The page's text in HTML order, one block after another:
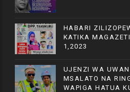
HABARI
KATIKA
1,2023
UJENZI WA
MSALATO NA
WAPIGA HATUA